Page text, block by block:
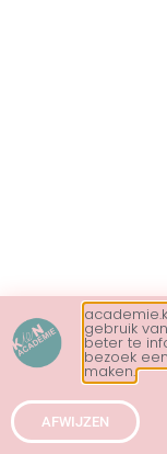
© 2026 KieN
info(@)kien.nu
gebruik
beter te
bezoek
maken.
AFWIJZEN